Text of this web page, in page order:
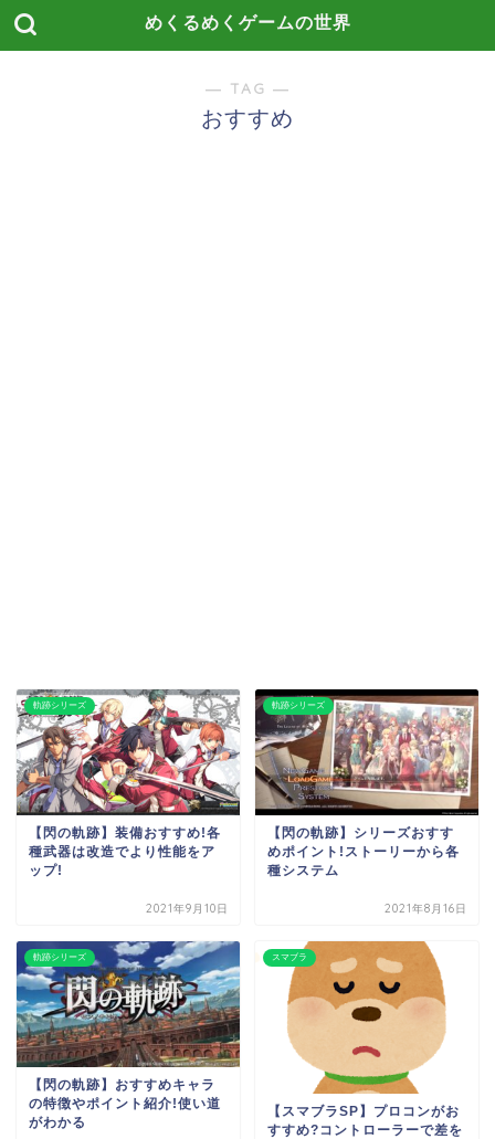
めくるめくゲームの世界
― TAG ―
おすすめ
軌跡シリーズ
【閃の軌跡】装備おすすめ!各
種武器は改造でより性能をア
ップ!
2021年9月10日
軌跡シリーズ
【閃の軌跡】シリーズおすす
めポイント!ストーリーから各
種システム
2021年8月16日
軌跡シリーズ
【閃の軌跡】おすすめキャラ
の特徴やポイント紹介!使い道
がわかる
スマブラ
【スマブラSP】プロコンがお
すすめ?コントローラーで差を